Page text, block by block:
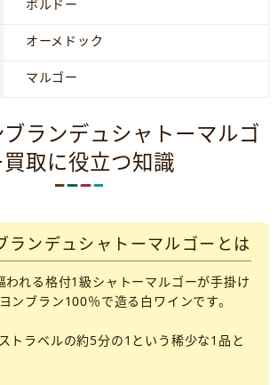
ボルドー
オーメドック
マルゴー
ランデュシャトーマルゴ
買取に役立つ知識
ランデュシャトーマルゴーとは
われる格付1級シャトーマルゴーが手掛け
ンブラン100％で造る白ワインです。
トラベルの約5分の1という稀少な1品と